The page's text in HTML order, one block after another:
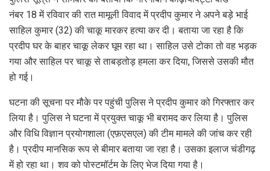
नंबर 18 में रविवार की रात मामूली विवाद में प्रदीप कुमार ने अपने बड़े भाई
साहिल कुमार (32) की चाकू मारकर हत्या कर दी। बताया जा रहा है कि
प्रदीप घर के बाहर चाकू लेकर घूम रहा था। साहिल उसे टोका तो वह भड़क
गया और साहिल पर चाकू से ताबड़तोड़ हमला कर दिया, जिससे उसकी मौत
हो गई।
घटना की सूचना पर मौके पर पहुंची पुलिस ने प्रदीप कुमार को गिरफ्तार कर
लिया है। पुलिस ने घटना में प्रयुक्त चाकू भी बरामद कर लिया है। पुलिस
और विधि विज्ञान प्रयोगशाला (एफ़एसएल) की टीम मामले की जांच कर रही
है। प्रदीप मानसिक रूप से बीमार बताया जा रहा है। उसका इलाज चंडीगढ़
में हो रहा था। शव को पोस्टमॉर्टम के लिए भेज दिया गया है।